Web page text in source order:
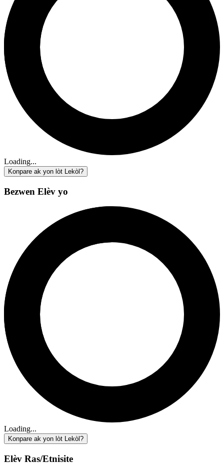
Loading...
Konpare ak yon lòt Lekòl?
Bezwen Elèv yo
Loading...
Konpare ak yon lòt Lekòl?
Elèv Ras/Etnisite